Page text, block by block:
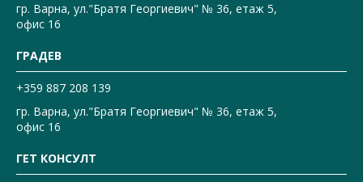
гр. Варна, ул."Братя Георгиевич" № 36, етаж 5,
офис 16
ГРАДЕВ
+359 887 208 139
гр. Варна, ул."Братя Георгиевич" № 36, етаж 5,
офис 16
ГЕТ КОНСУЛТ